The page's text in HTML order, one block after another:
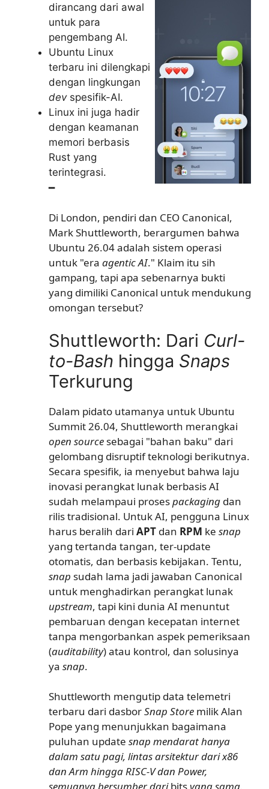
dirancang dari awal
untuk para
pengembang AI.
Ubuntu Linux
terbaru ini dilengkapi
dengan lingkungan
devspesifik-AI.
Linux ini juga hadir
dengan keamanan
memori berbasis
Rust yang
terintegrasi.
━
Di London, pendiri dan CEO Canonical,
Mark Shuttleworth, berargumen bahwa
Ubuntu 26.04 adalah sistem operasi
untuk "era agentic AI." Klaim itu sih
gampang, tapi apa sebenarnya bukti
yang dimiliki Canonical untuk mendukung
omongan tersebut?
Shuttleworth: Dari Curl-
to-Bash hingga Snaps
Terkurung
Dalam pidato utamanya untuk Ubuntu
Summit 26.04, Shuttleworth merangkai
open source sebagai "bahan baku" dari
gelombang disruptif teknologi berikutnya.
Secara spesifik, ia menyebut bahwa laju
inovasi perangkat lunak berbasis AI
sudah melampaui prosespackaging dan
rilis tradisional. Untuk AI, pengguna Linux
harus beralih dari APT dan RPM ke snap
yang tertanda tangan, ter-update
otomatis, dan berbasis kebijakan. Tentu,
snap sudah lama jadi jawaban Canonical
untuk menghadirkan perangkat lunak
upstream, tapi kini dunia AI menuntut
pembaruan dengan kecepatan internet
tanpa mengorbankan aspek pemeriksaan
(auditability) atau kontrol, dan solusinya
ya snap.
Shuttleworth mengutip data telemetri
terbaru dari dasborSnap Store milik Alan
Pope yang menunjukkan bagaimana
puluhan update snap mendarat hanya
dalam satu pagi, lintas arsitektur dari x86
dan Arm hingga RISC-V dan Power,